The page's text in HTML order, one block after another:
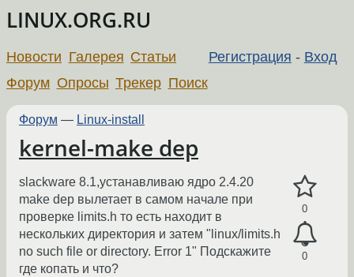
LINUX.ORG.RU
Регистрация - Вход
Новости Галерея Статьи
Форум Опросы Трекер Поиск
Форум — Linux-install
kernel-make dep
0
0
slackware 8.1,устанавливаю ядро 2.4.20
make dep вылетает в самом начале при
проверке limits.h то есть находит в
нескольких директория и затем "linux/limits.h
no such file or directory. Error 1" Подскажите
где копать и что?